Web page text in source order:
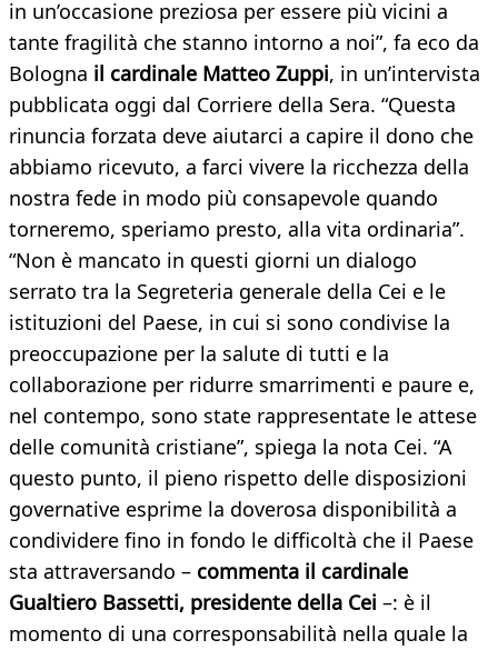
in un’occasione preziosa per essere più vicini a
tante fragilità che stanno intorno a noi”, fa eco da
Bologna il cardinale Matteo Zuppi, in un’intervista
pubblicata oggi dal Corriere della Sera. “Questa
rinuncia forzata deve aiutarci a capire il dono che
abbiamo ricevuto, a farci vivere la ricchezza della
nostra fede in modo più consapevole quando
torneremo, speriamo presto, alla vita ordinaria”.
“Non è mancato in questi giorni un dialogo
serrato tra la Segreteria generale della Cei e le
istituzioni del Paese, in cui si sono condivise la
preoccupazione per la salute di tutti e la
collaborazione per ridurre smarrimenti e paure e,
nel contempo, sono state rappresentate le attese
delle comunità cristiane”, spiega la nota Cei. “A
questo punto, il pieno rispetto delle disposizioni
governative esprime la doverosa disponibilità a
condividere fino in fondo le difficoltà che il Paese
sta attraversando – commenta il cardinale
Gualtiero Bassetti, presidente della Cei –: è il
momento di una corresponsabilità nella quale la